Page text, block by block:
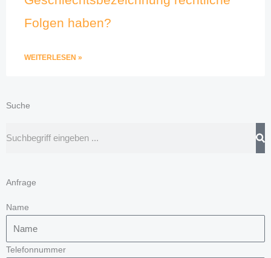
Folgen haben?
WEITERLESEN »
Suche
Anfrage
Name
Telefonnummer